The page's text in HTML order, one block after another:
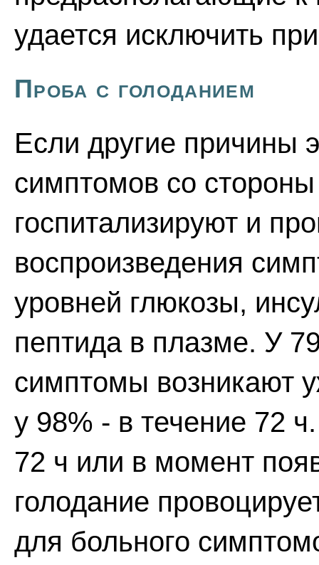
удается исключить
Проба с голоданием
Если другие причины
симптомов со
госпитализируют и
воспроизведения
уровней глюкозы,
пептида в плазме. У
симптомы возникают
у 98% - в течение 72
72 ч или в момент
голодание
для больного